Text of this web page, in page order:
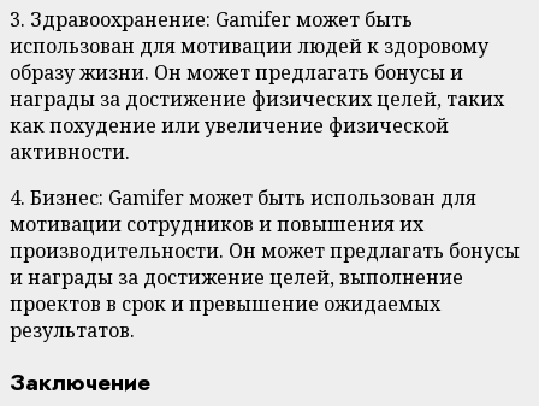
3. Здравоохранение: Gamifer может быть
использован для мотивации людей к здоровому
образу жизни. Он может предлагать бонусы и
награды за достижение физических целей, таких
как похудение или увеличение физической
активности.
4. Бизнес: Gamifer может быть использован для
мотивации сотрудников и повышения их
производительности. Он может предлагать бонусы
и награды за достижение целей, выполнение
проектов в срок и превышение ожидаемых
результатов.
Заключение